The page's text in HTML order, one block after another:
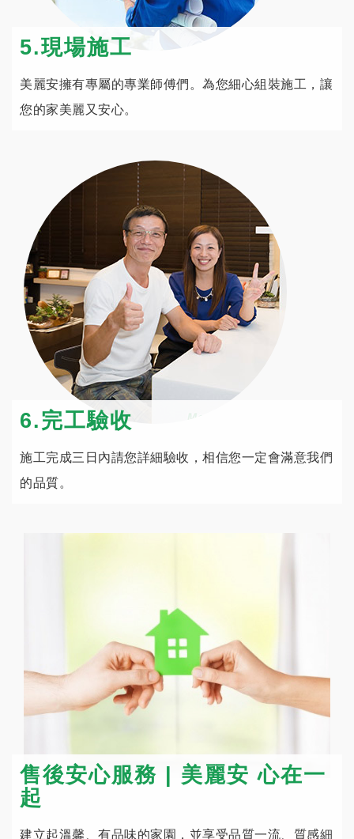
5.現場施工
美麗安擁有專屬的專業師傅們。為您細心組裝施工，讓
您的家美麗又安心。
6.完工驗收
施工完成三日內請您詳細驗收，相信您一定會滿意我們
的品質。
售後安心服務 | 美麗安 心在一
起
建立起溫馨、有品味的家園，並享受品質一流、質感細